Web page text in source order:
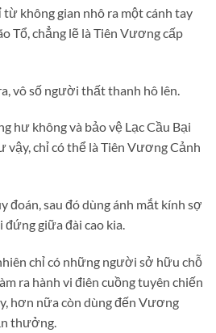
không gian nhô ra một cánh tay
Tổ, chẳng lẽ là Tiên Vương cấp
vô số người thất thanh hô lên.
hư không và bảo vệ Lạc Cầu Bại
vậy, chỉ có thể là Tiên Vương Cảnh
đoán, sau đó dùng ánh mắt kính sợ
đứng giữa đài cao kia.
chỉ có những người sở hữu chỗ
ra hành vi điên cuồng tuyên chiến
hơn nữa còn dùng đến Vương
thưởng.